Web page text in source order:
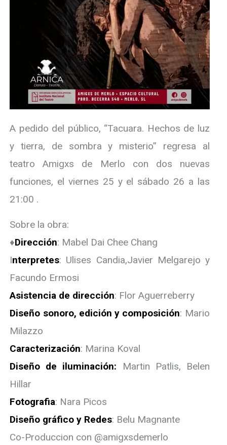
A pedido del público, “Tacuara. Hechos de luz
y tierra, de sombra y misterio” regresa al
teatro Amigxs de Merlo con dos nuevas
funciones, el viernes 25 y el sábado 26 a las
21:00 .
Sobre la obra:
♦️Dirección: Mabel Dai Chee Chang
Interpretes: Ulises Candia,Javier Melgarejo y
Facundo Ermosi
Asistencia de dirección: Flor Aguerreberry
Diseño sonoro, edición y composición: Mario
Milazzo
Caracterización: Marina Koval
Diseño de iluminación: Martin Patlis, Belen
Hillar
Fotografia: Nara Picos
Diseño gráfico y Redes: Belu Magnante
Co-Produccion con @amigxsdemerlo